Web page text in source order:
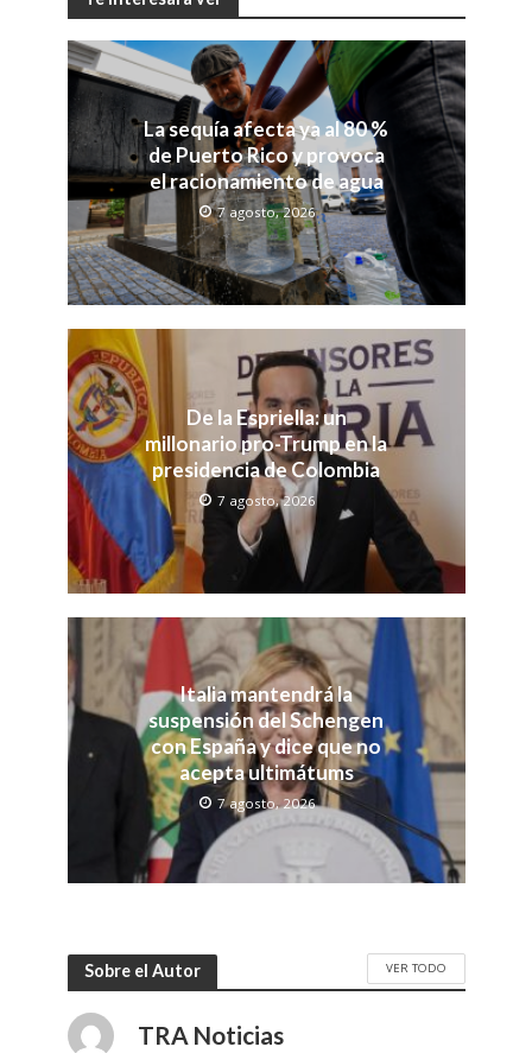
La sequía afecta ya al 80 %
de Puerto Rico y provoca
el racionamiento de agua
7 agosto, 2026
De la Espriella: un
millonario pro-Trump en la
presidencia de Colombia
7 agosto, 2026
Italia mantendrá la
suspensión del Schengen
con España y dice que no
acepta ultimátums
7 agosto, 2026
Sobre el Autor VER TODO
TRA Noticias